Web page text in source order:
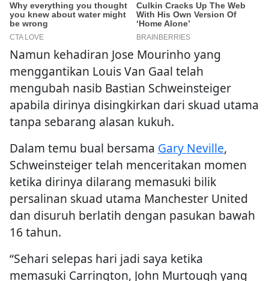
Namun kehadiran Jose Mourinho yang
menggantikan Louis Van Gaal telah
mengubah nasib Bastian Schweinsteiger
apabila dirinya disingkirkan dari skuad utama
tanpa sebarang alasan kukuh.
Dalam temu bual bersama Gary Neville,
Schweinsteiger telah menceritakan momen
ketika dirinya dilarang memasuki bilik
persalinan skuad utama Manchester United
dan disuruh berlatih dengan pasukan bawah
16 tahun.
“Sehari selepas hari jadi saya ketika
memasuki Carrington, John Murtough yang